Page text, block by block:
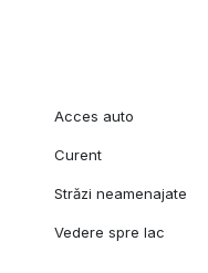
Acces auto
Curent
Străzi neamenajate
Vedere spre lac